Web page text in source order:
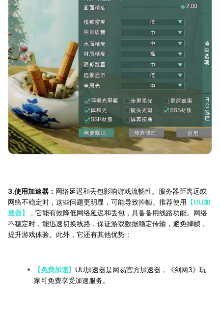
3.使用加速器： 网络延迟和丢包影响游戏流畅性。服务器距离远或
网络不稳定时，这些问题更明显，可能导致掉帧。推荐使用 【UU加
速器】
，它能有效降低网络延迟和丢包，具备备用线路功能。网络
不稳定时，能迅速切换线路，保证游戏数据稳定传输，避免掉帧，
提升游戏体验。此外，它还有其他优势：
【免费加速】 UU加速器是网易官方加速器，《剑网3》玩
家可免费享受加速服务。